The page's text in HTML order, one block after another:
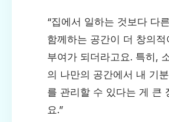
“집에서 일하는 것보다 다
함께하는 공간이 더 창의적
부여가 되더라고요. 특히,
의 나만의 공간에서 내 기
를 관리할 수 있다는 게 큰
요.”